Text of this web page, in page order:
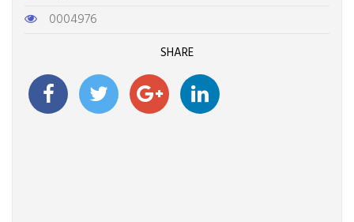
0004976
SHARE